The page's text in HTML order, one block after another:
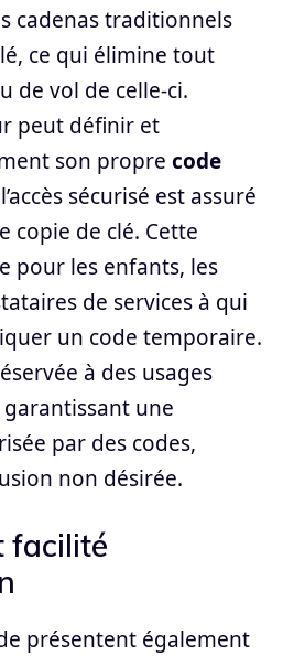
cadenas traditionnels
ce qui élimine tout
de vol de celle-ci.
peut définir et
son propre code
sécurisé est assuré
copie de clé. Cette
pour les enfants, les
de services à qui
un code temporaire.
à des usages
une
par des codes,
non désirée.
facilité
présentent également